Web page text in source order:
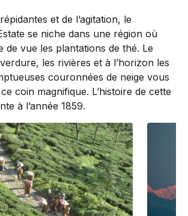
et de l’agitation, le
se niche dans une région où
de vue les plantations de thé. Le
les rivières et à l’horizon les
couronnées de neige vous
coin magnifique. L’histoire de cette
à l’année 1859.